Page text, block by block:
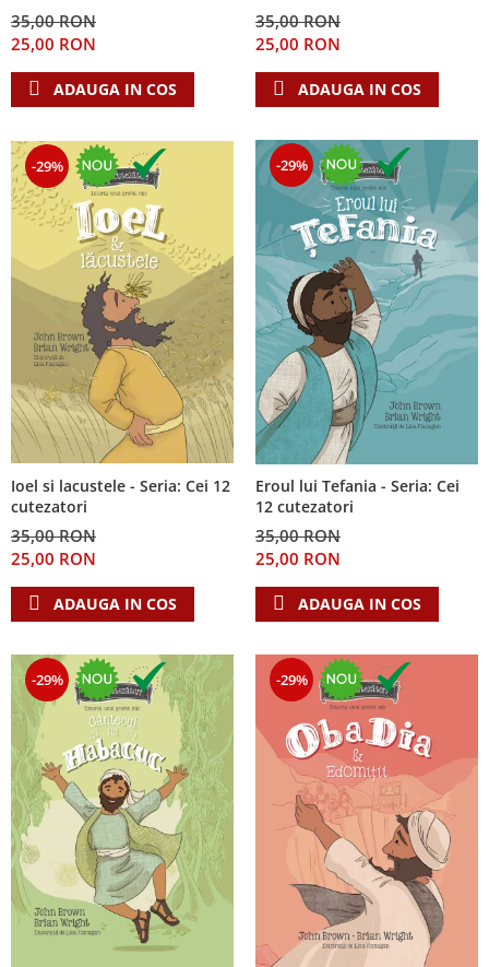
Dezvoltare personala
Mediu
35,00 RON
25,00 RON
ADAUGA IN COS
35,00 RON
25,00 RON
ADAUGA IN COS
-29%
Ioel si lacustele - Seria: Cei 12
cutezatori
35,00 RON
25,00 RON
ADAUGA IN COS
-29%
Eroul lui Tefania - Seria: Cei
12 cutezatori
35,00 RON
25,00 RON
ADAUGA IN COS
-29% -29%